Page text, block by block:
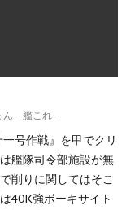
－艦これ－
号作戦』を甲でクリ
艦隊司令部施設が無
削りに関してはそこ
40K強ボーキサイト